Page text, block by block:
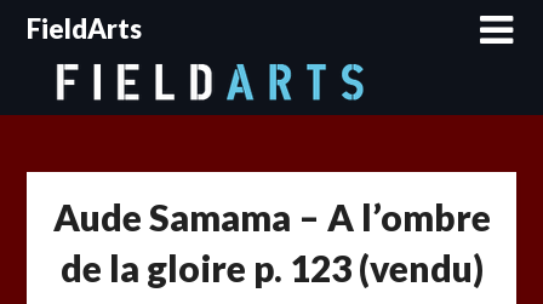
SkipFieldArts
Aude Samama – A l’ombre
de la gloire p. 123 (vendu)